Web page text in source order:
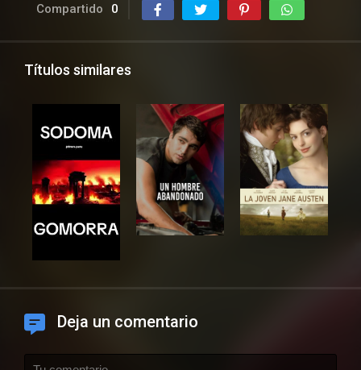
Compartido 0
Títulos similares
Deja un comentario